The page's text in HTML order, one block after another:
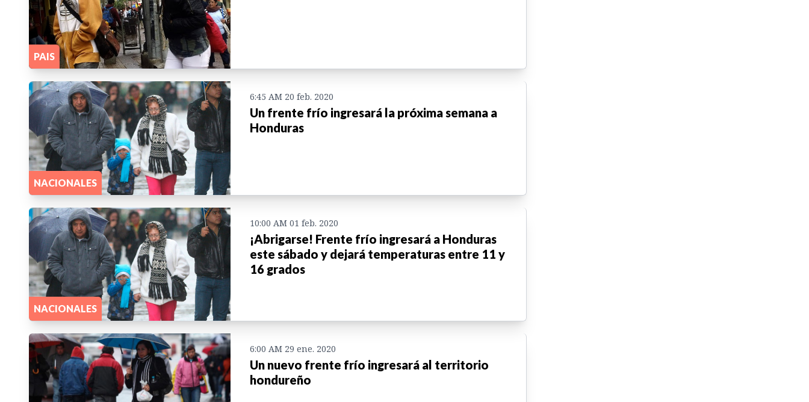
PAIS
NACIONALES
6:45 AM 20 feb. 2020
Un frente frío ingresará la próxima semana a
Honduras
NACIONALES
10:00 AM 01 feb. 2020
¡Abrigarse! Frente frío ingresará a Honduras
este sábado y dejará temperaturas entre 11 y
16 grados
6:00 AM 29 ene. 2020
Un nuevo frente frío ingresará al territorio
hondureño